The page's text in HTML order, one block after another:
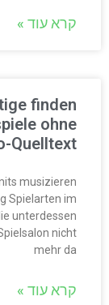
קרא עוד »
finden
ohne
Quelltext
musizieren
Spielarten im
unterdessen
nicht
mehr da
קרא עוד »